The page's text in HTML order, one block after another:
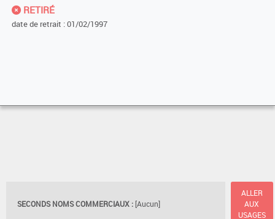
RETIRÉ
date de retrait : 01/02/1997
SECONDS NOMS COMMERCIAUX : [Aucun]
ALLER
AUX
USAGES